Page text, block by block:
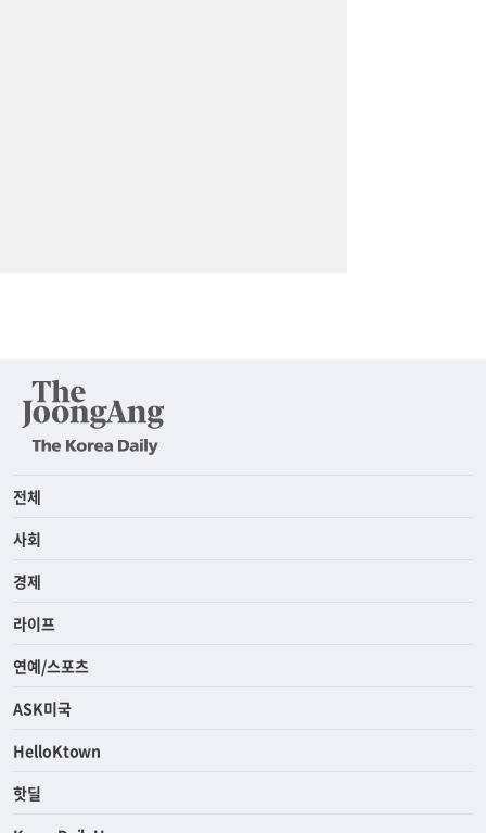
전체
사회
경제
라이프
연예/스포츠
ASK미국
HelloKtown